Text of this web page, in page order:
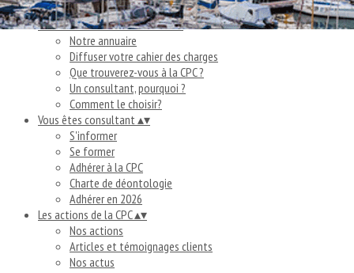
Accueil▴▾
Vous cherchez un consultant▴▾
Notre annuaire
Diffuser votre cahier des charges
Que trouverez-vous à la CPC ?
Un consultant, pourquoi ?
Comment le choisir?
Vous êtes consultant ▴▾
S'informer
Se former
Adhérer à la CPC
Charte de déontologie
Adhérer en 2026
Les actions de la CPC▴▾
Nos actions
Articles et témoignages clients
Nos actus